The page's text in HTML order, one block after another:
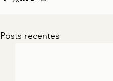
Posts recentes